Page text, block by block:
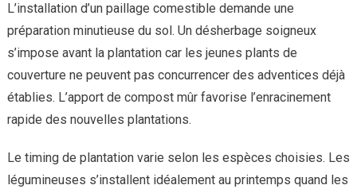
L’installation d’un paillage comestible demande une
préparation minutieuse du sol. Un désherbage soigneux
s’impose avant la plantation car les jeunes plants de
couverture ne peuvent pas concurrencer des adventices déjà
établies. L’apport de compost mûr favorise l’enracinement
rapide des nouvelles plantations.
Le timing de plantation varie selon les espèces choisies. Les
légumineuses s’installent idéalement au printemps quand les